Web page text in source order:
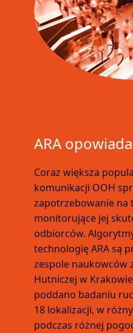
ARA
Coraz większa
komunikacji OOH
zapotrzebowanie na
monitorujące jej
odbiorców.
technologię ARA są
zespole naukowców
Hutniczej w
poddano badaniu
18 lokalizacji, w
podczas różnej